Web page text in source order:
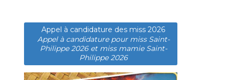
Appel à candidature des miss 2026
Appel à candidature pour miss Saint-
Philippe 2026 et miss mamie Saint-
Philippe 2026